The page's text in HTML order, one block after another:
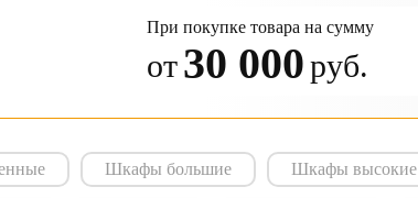
При покупке товара на сумму
от30 000руб.
Шкафы большие Шкафы высокие